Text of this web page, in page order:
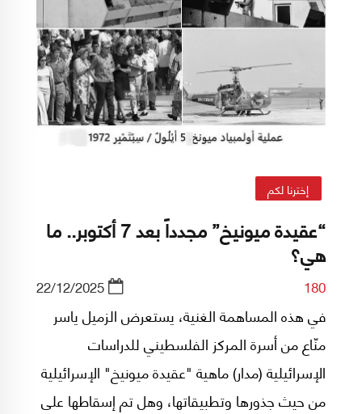
إخترنا لكم
“عقيدة ميونيخ” مجدداً بعد 7 أكتوبر.. ما
هي؟
180
22/12/2025
في هذه المساهمة الغنية، يستعرض الزميل ياسر
منّاع من أسرة المركز الفلسطيني للدراسات
الإسرائيلية (مدار) ماهية "عقيدة ميونيخ" الإسرائيلية
من حيث جذورها وتطبيقاتها، وهل تم إسقاطها على